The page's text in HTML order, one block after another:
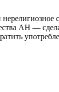
АН —